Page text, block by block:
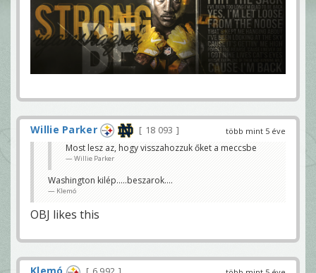
több mint 5 éve
Willie Parker
18 093
Most lesz az, hogy visszahozzuk őket a meccsbe
Willie Parker
Washington kilép.....beszarok....
Klemó
OBJ likes this